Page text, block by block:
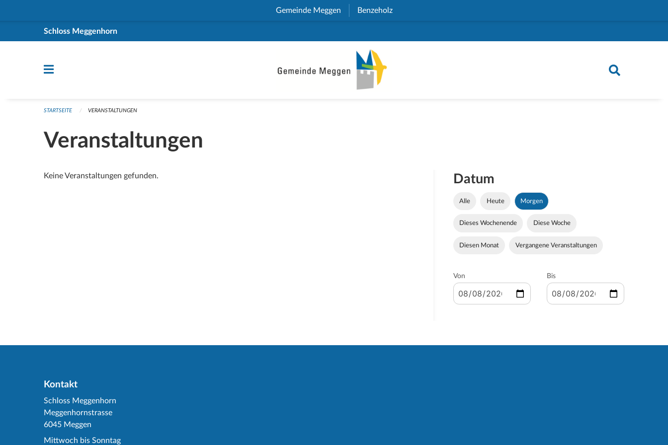
Gemeinde Meggen (External Link)
Benzeholz(External Link)
Schloss Meggenhorn
STARTSEITE VERANSTALTUNGEN
Veranstaltungen
Keine Veranstaltungen gefunden. Datum
Alle Heute Morgen
Dieses Wochenende Diese Woche
Diesen Monat Vergangene Veranstaltungen
Von Bis
Kontakt
Schloss Meggenhorn
Meggenhornstrasse
6045 Meggen
Mittwoch bis Sonntag